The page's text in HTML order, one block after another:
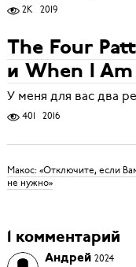
2K 2019
The Four
и When I Am
У меня для вас два
401 2016
Макос: «Отключите, если
не нужно»
1 комментарий
Андрей 2024